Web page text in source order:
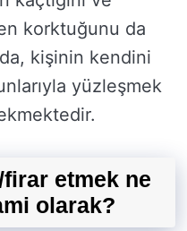
korktuğunu da
kişinin kendini
yüzleşmek
etmek ne
olarak?